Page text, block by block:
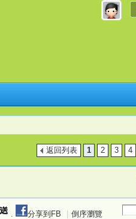
1 2 3 4
返回列表
分享到FB | 倒序瀏覽